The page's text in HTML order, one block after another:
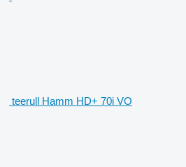
teerull Hamm HD+ 70i VO